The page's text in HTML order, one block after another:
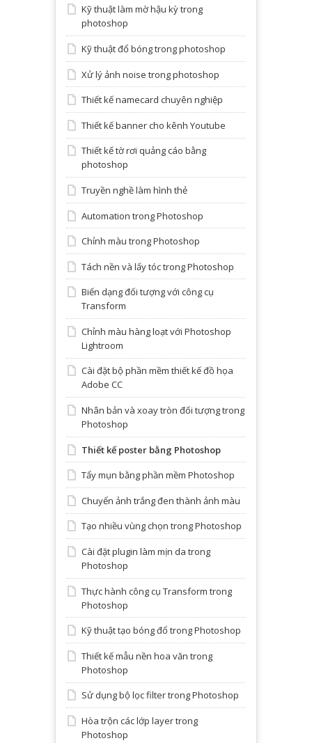
Kỹ thuật làm mờ hậu kỳ trong
photoshop
Kỹ thuật đổ bóng trong photoshop
Xử lý ảnh noise trong photoshop
Thiết kế namecard chuyên nghiệp
Thiết kế banner cho kênh Youtube
Thiết kế tờ rơi quảng cáo bằng
photoshop
Truyền nghề làm hình thẻ
Automation trong Photoshop
Chỉnh màu trong Photoshop
Tách nền và lấy tóc trong Photoshop
Biến dạng đối tượng với công cụ
Transform
Chỉnh màu hàng loạt với Photoshop
Lightroom
Cài đặt bộ phần mềm thiết kế đồ họa
Adobe CC
Nhân bản và xoay tròn đối tượng trong
Photoshop
Thiết kế poster bằng Photoshop
Tẩy mụn bằng phần mềm Photoshop
Chuyển ảnh trắng đen thành ảnh màu
Tạo nhiều vùng chọn trong Photoshop
Cài đặt plugin làm mịn da trong
Photoshop
Thực hành công cụ Transform trong
Photoshop
Kỹ thuật tạo bóng đổ trong Photoshop
Thiết kế mẫu nền hoa văn trong
Photoshop
Sử dụng bộ lọc filter trong Photoshop
Hòa trộn các lớp layer trong
Photoshop